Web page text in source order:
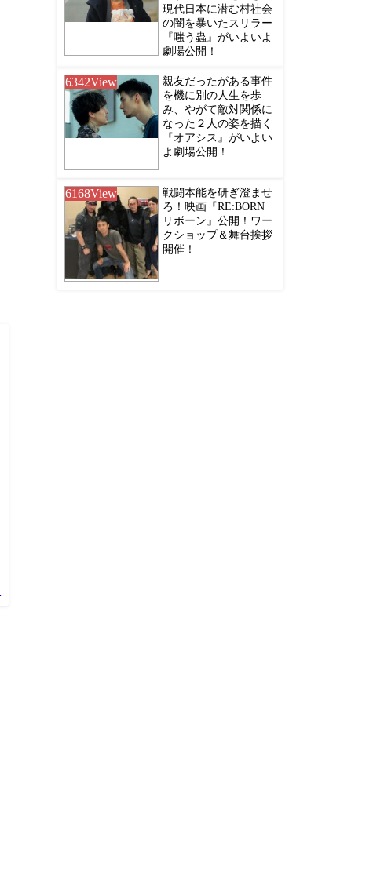
現代日本に潜む村社会
の闇を暴いたスリラー
『嗤う蟲』がいよいよ
劇場公開！
6342View
親友だったがある事件
を機に別の人生を歩
み、やがて敵対関係に
なった２人の姿を描く
『オアシス』がいよい
よ劇場公開！
6168View
戦闘本能を研ぎ澄ませ
ろ！映画『RE:BORN
リボーン』公開！ワー
クショップ＆舞台挨拶
開催！